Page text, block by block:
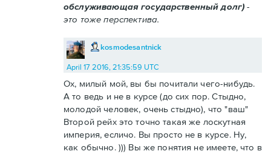
обслуживающая государственный долг)-
это тоже перспектива.
kosmodesantnick
April 17 2016, 21:35:59 UTC
Ох, милый мой, вы бы почитали чего-нибудь.
А то ведь и не в курсе (до сих пор. Стыдно,
молодой человек, очень стыдно), что "ваш"
Второй рейх это точно такая же лоскутная
империя, есличо. Вы просто не в курсе. Ну,
как обычно. ))) Вы же понятия не имеете, что в